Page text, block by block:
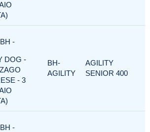
BH -
DOG -
- 3
BH-
AGILITY
AGILITY
SENIOR 400
BH -